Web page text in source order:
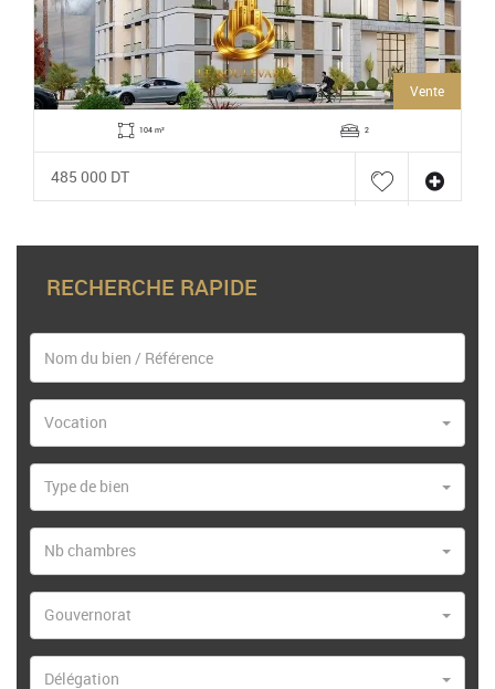
Vente
104 m² 2
485 000 DT
RECHERCHE RAPIDE
Vocation
Type de bien
Nb chambres
Gouvernorat
Délégation